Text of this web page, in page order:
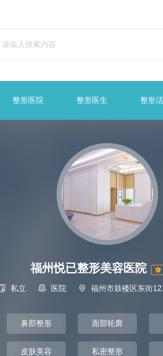
整形医院 整形医生 整形
福州悦已整形美容医院 
 私立  医院  福州市鼓楼区东街
鼻部整形 面部轮廓
皮肤美容 私密整形